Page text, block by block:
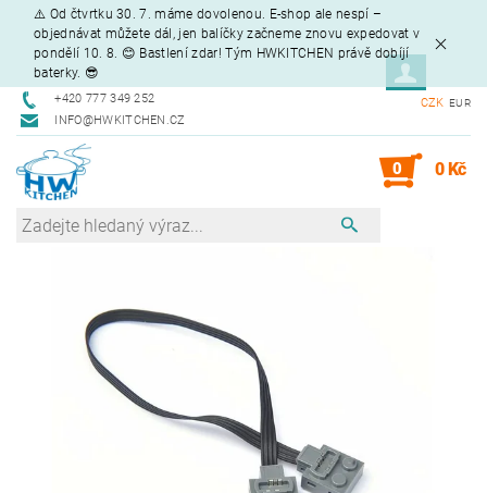
⚠️ Od čtvrtku 30. 7. máme dovolenou. E-shop ale nespí –
objednávat můžete dál, jen balíčky začneme znovu expedovat v
pondělí 10. 8. 😊 Bastlení zdar! Tým HWKITCHEN právě dobíjí
baterky. 😎
+420 777 349 252
INFO@HWKITCHEN.CZ
CZK EUR
0 0 Kč